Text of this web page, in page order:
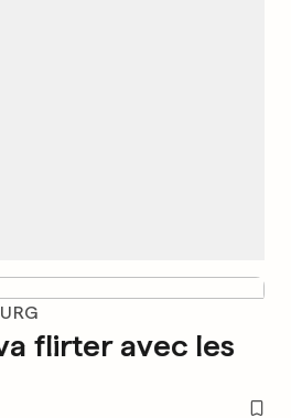
flirter avec les